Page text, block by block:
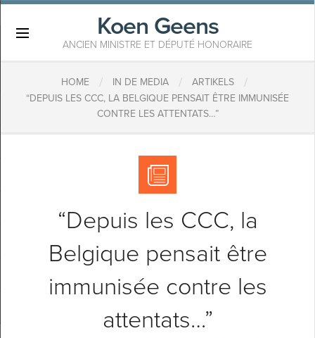
Koen Geens
ANCIEN MINISTRE ET DÉPUTÉ HONORAIRE
HOME / IN DE MEDIA / ARTIKELS /
“DEPUIS LES CCC, LA BELGIQUE PENSAIT ÊTRE IMMUNISÉE
CONTRE LES ATTENTATS…”
“Depuis les CCC, la
Belgique pensait être
immunisée contre les
attentats…”